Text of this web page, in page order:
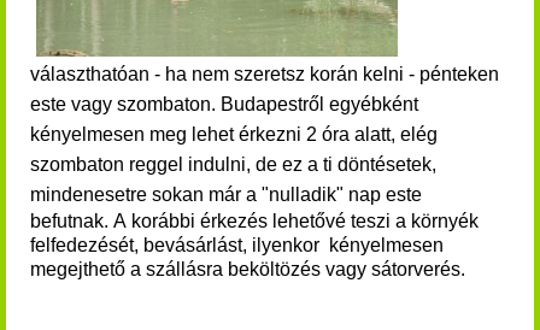
választhatóan - ha nem szeretsz korán kelni - pénteken
este vagy szombaton. Budapestről egyébként
kényelmesen meg lehet érkezni 2 óra alatt, elég
szombaton reggel indulni, de ez a ti döntésetek,
mindenesetre sokan már a "nulladik" nap este
befutnak. A korábbi érkezés lehetővé teszi a környék
felfedezését, bevásárlást, ilyenkor kényelmesen
megejthető a szállásra beköltözés vagy sátorverés.